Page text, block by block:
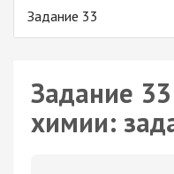
Задание 33
Задание
химии: